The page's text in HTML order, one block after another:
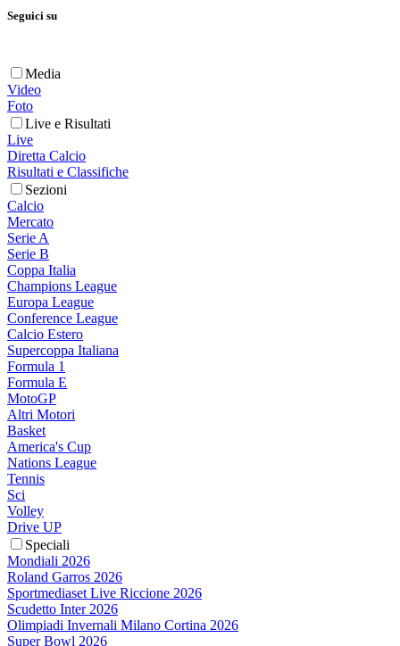
Seguici su
Media
Video
Foto
Live e Risultati
Live
Diretta Calcio
Risultati e Classifiche
Sezioni
Calcio
Mercato
Serie A
Serie B
Coppa Italia
Champions League
Europa League
Conference League
Calcio Estero
Supercoppa Italiana
Formula 1
Formula E
MotoGP
Altri Motori
Basket
America's Cup
Nations League
Tennis
Sci
Volley
Drive UP
Speciali
Mondiali 2026
Roland Garros 2026
Sportmediaset Live Riccione 2026
Scudetto Inter 2026
Olimpiadi Invernali Milano Cortina 2026
Super Bowl 2026